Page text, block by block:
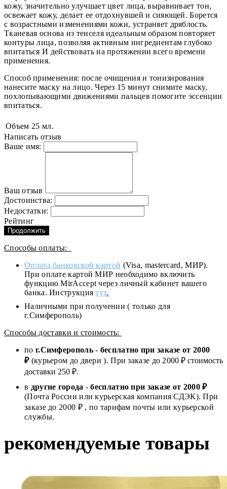
кожу, значительно улучшает цвет лица, выравнивает тон,
освежает кожу, делает ее отдохнувшей и сияющей. Борется
с возрастными изменениями кожи, устраняет дряблость.
Тканевая основа из тенселя идеальным образом повторяет
контуры лица, позволяя активным ингредиентам глубоко
впитаться И действовать на протяжении всего времени
применения.
Способ применения: после очищения и тонизирования
нанесите маску на лицо. Через 15 минут снимите маску,
похлопывающими движениями пальцев помогите эссенции
впитаться.
Объем 25 мл.
Написать отзыв
Ваше имя:
Ваш отзыв
Достоинства:
Недостатки:
Рейтинг
Продолжить
Способы оплаты:
Оплата банковской картой (Visa, mastercard, МИР).
При оплате картой МИР необходимо включить
функцию MirAccept через личный кабинет вашего
банка. Инструкциятут.
Наличными при получении ( только для
г.Симферополь)
Способы доставки и стоимость:
по г.Симферополь- бесплатно при заказе от 2000
₽(курьером до двери ). При заказе до 2000 ₽ стоимость
доставки 250 ₽.
в другие города -бесплатно при заказе от 2000 ₽
(Почта России или курьерская компания СДЭК). При
заказе до 2000 ₽ , по тарифам почты или курьерской
службы.
рекомендуемые товары